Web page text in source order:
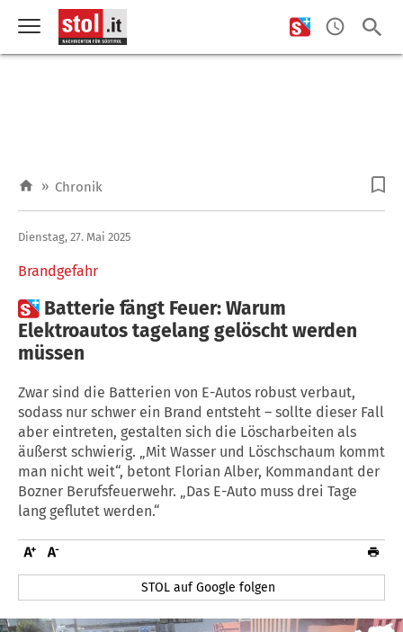
» Chronik
Brandgefahr
Dienstag, 27. Mai 2025
 Batterie fängt Feuer: Warum
Elektroautos tagelang gelöscht werden
müssen
Zwar sind die Batterien von E-Autos robust verbaut,
sodass nur schwer ein Brand entsteht – sollte dieser Fall
aber eintreten, gestalten sich die Löscharbeiten als
äußerst schwierig. „Mit Wasser und Löschschaum kommt
man nicht weit“, betont Florian Alber, Kommandant der
Bozner Berufsfeuerwehr. „Das E-Auto muss drei Tage
lang geflutet werden.“
STOL auf Google folgen